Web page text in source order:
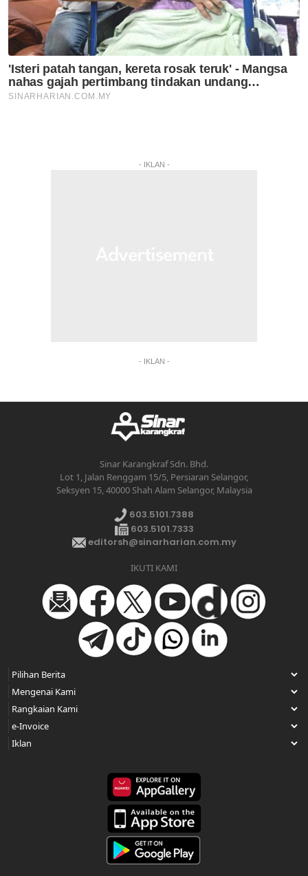
- IKLAN -
- IKLAN -
Sinar Karangkraf Sdn. Bhd.
Lot 1, Jalan Renggam 15/5, Persiaran Selangor,
Seksyen 15, 40000 Shah Alam Selangor, Malaysia
603.5101.7388
603.5101.7333
editorsh@sinarharian.com.my
IKUTI KAMI